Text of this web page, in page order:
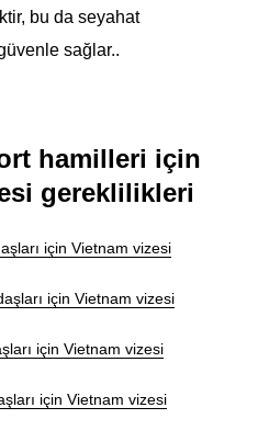
bu da seyahat
sağlar..
hamilleri için
gereklilikleri
için Vietnam vizesi
için Vietnam vizesi
için Vietnam vizesi
için Vietnam vizesi